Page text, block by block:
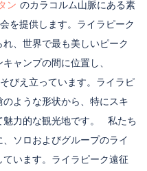
ン のカラコルム山脈にある素
を提供します。ライラピーク
、世界で最も美しいピーク
ャンプの間に位置し、
びえ立っています。ライラピ
ような形状から、特にスキ
力的な観光地です。
私たち
ソロおよびグループのライ
います。ライラピーク遠征